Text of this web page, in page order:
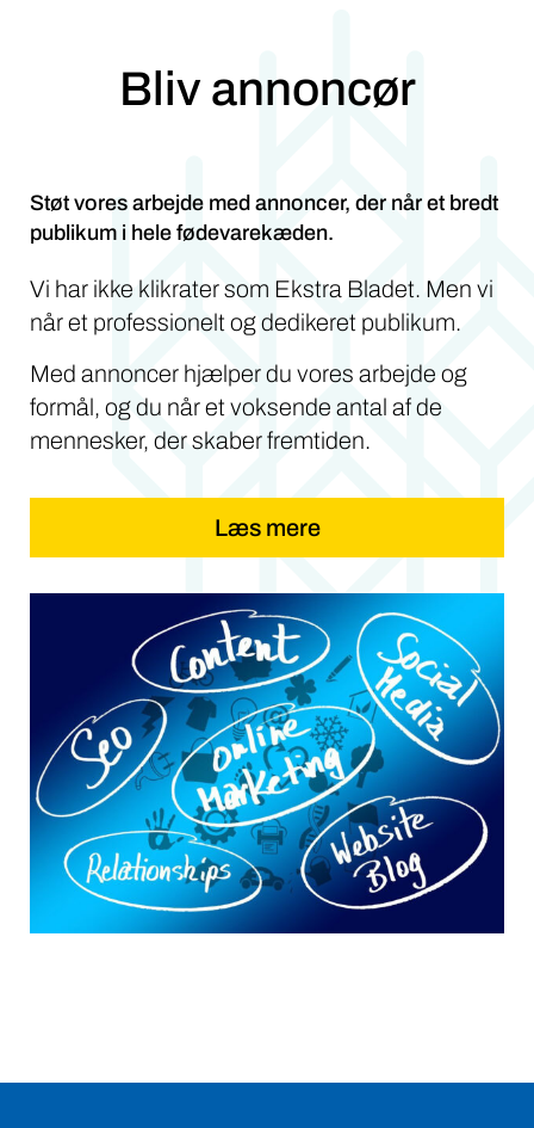
Bliv annoncør
Støt vores arbejde med annoncer, der når et bredt
publikum i hele fødevarekæden.
Vi har ikke klikrater som Ekstra Bladet. Men vi
når et professionelt og dedikeret publikum.
Med annoncer hjælper du vores arbejde og
formål, og du når et voksende antal af de
mennesker, der skaber fremtiden.
Læs mere